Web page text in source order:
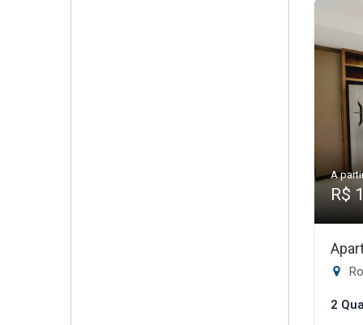
A
R$
2